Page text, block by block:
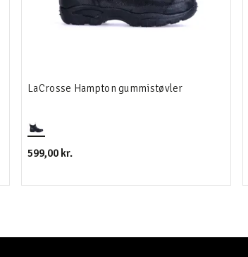
LaCrosse Hampton gummistøvler
599,00 kr.